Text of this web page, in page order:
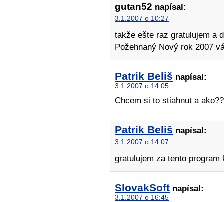
gutan52 napísal:
3.1.2007 o 10:27
takže ešte raz gratulujem a
Požehnaný Nový rok 2007
Patrik Beliš napísal:
3.1.2007 o 14:05
Chcem si to stiahnut a
Patrik Beliš napísal:
3.1.2007 o 14:07
gratulujem za tento
SlovakSoft napísal:
3.1.2007 o 16:45